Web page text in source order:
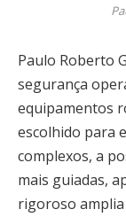
Paulo Roberto
segurança
equipamentos
escolhido para
complexos, a
mais guiadas,
rigoroso amplia